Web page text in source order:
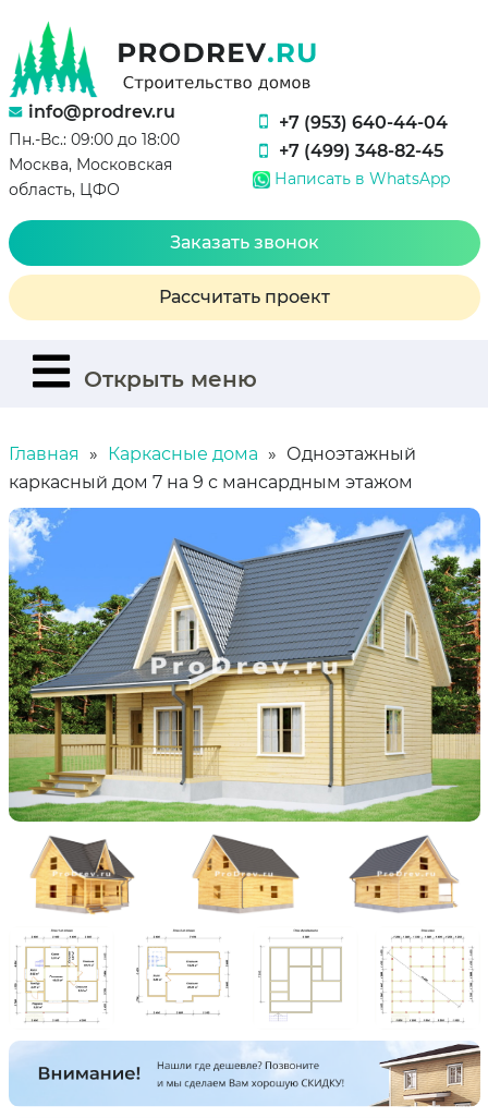
info@prodrev.ru
Пн.-Вс.: 09:00 до 18:00
Москва, Московская
область, ЦФО
+7 (953) 640-44-04
+7 (499) 348-82-45
Написать в WhatsApp
Заказать звонок
Рассчитать проект
Открыть меню
Главная Каркасные дома
Одноэтажный
каркасный дом 7 на 9 с мансардным этажом